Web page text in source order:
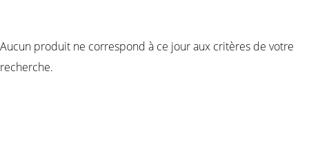
Aucun produit ne correspond à ce jour aux critères de votre
recherche.